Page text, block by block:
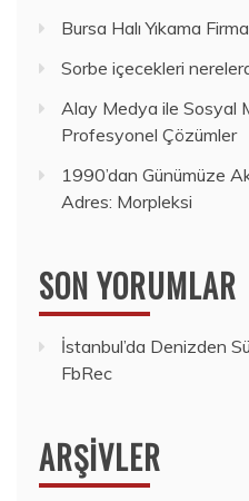
Bursa Halı Yıkama
Sorbe içecekleri
Alay Medya ile Sosyal
Profesyonel Çözümler
1990’dan Günümüze
Adres: Morpleksi
SON YORUMLAR
İstanbul’da Denizden
FbRec
ARŞIVLER